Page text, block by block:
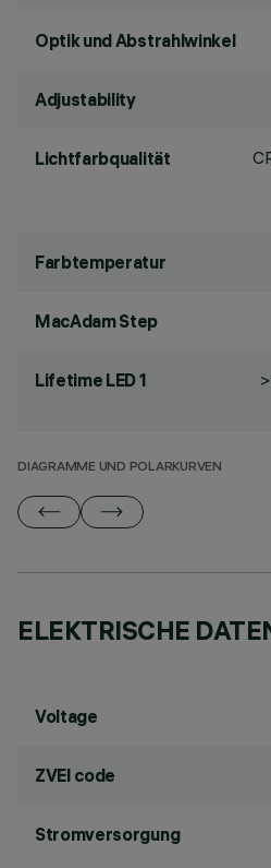
Optik und Abstrahlwinkel
Adjustability
Lichtfarbqualität
Farbtemperatur
MacAdam Step
Lifetime LED 1
DIAGRAMME UND POLARKURVEN
ELEKTRISCHE
Voltage
ZVEI code
Stromversorgung